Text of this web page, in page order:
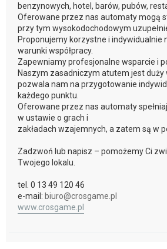
benzynowych, hotel, barów, pubów,
Oferowane przez nas automaty mogą
przy tym wysokodochodowym
Proponujemy korzystne i indywidualnie
warunki współpracy.
Zapewniamy profesjonalne wsparcie i
Naszym zasadniczym atutem jest duży
pozwala nam na przygotowanie
każdego punktu.
Oferowane przez nas automaty
w ustawie o grach i
zakładach wzajemnych, a zatem są w
Zadzwoń lub napisz – pomożemy Ci
Twojego lokalu.
tel. 0 13 49 120 46
e-mail: biuro@crosgame.pl
www.crosgame.pl